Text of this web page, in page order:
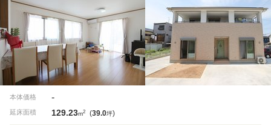
本体価格 -
延床面積 129.23m2 (39.0坪)